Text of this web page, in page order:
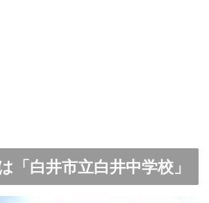
「白井市立白井中学校」